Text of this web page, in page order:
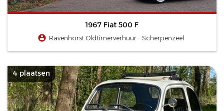
1967 Fiat 500 F
Ravenhorst Oldtimerverhuur - Scherpenzeel
4 plaatsen